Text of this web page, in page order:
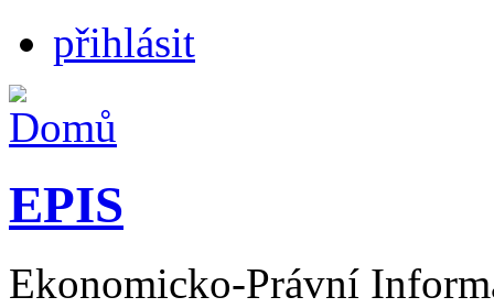
přihlásit
EPIS
Ekonomicko-Právní